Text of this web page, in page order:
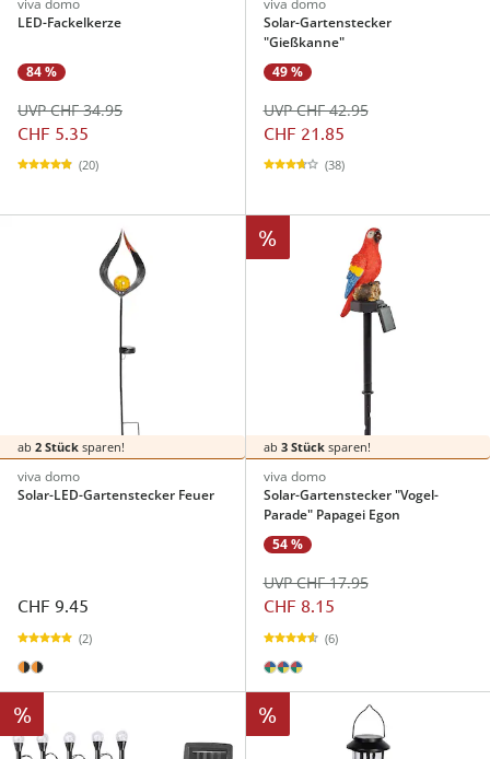
LED-Fackelkerze
84 %
CHF 5.35
UVP CHF 34.95
(20)
Solar-Gartenstecker
"Gießkanne"
49 %
CHF 21.85
UVP CHF 42.95
(38)
ab 2 Stück sparen!
viva domo
Solar-LED-Gartenstecker Feuer
CHF 9.45
(2)
%
ab 3 Stücksparen!
viva domo
Solar-Gartenstecker "Vogel-
Parade" Papagei Egon
54 %
CHF 8.15
UVP CHF 17.95
(6)
% %